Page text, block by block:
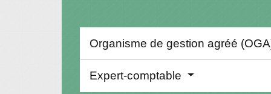
Organisme de gestion agréé
Expert-comptable